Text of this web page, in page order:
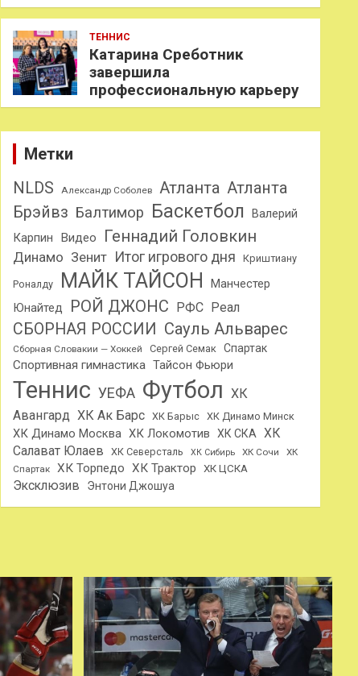
ТЕННИС
Катарина Среботник
завершила
профессиональную карьеру
Метки
NLDS
Александр Соболев Атланта Атланта
Брэйвз Балтимор Баскетбол
Валерий
Карпин
Видео Геннадий Головкин
Динамо Зенит Итог игрового дня Криштиану
Роналду МАЙК ТАЙСОН
Манчестер
Юнайтед
РОЙ ДЖОНС РФС Реал
СБОРНАЯ РОССИИ Сауль Альварес
Сборная Словакии — Хоккей Сергей Семак Спартак
Спортивная гимнастика Тайсон Фьюри
Теннис УЕФА Футбол ХК
Авангард ХК Ак Барс ХК Барыс ХК Динамо Минск
ХК Динамо Москва ХК Локомотив ХК СКА
ХК
Салават Юлаев
ХК Северсталь ХК Сибирь ХК Сочи
ХК
Спартак
ХК Торпедо ХК Трактор ХК ЦСКА
Эксклюзив Энтони Джошуа